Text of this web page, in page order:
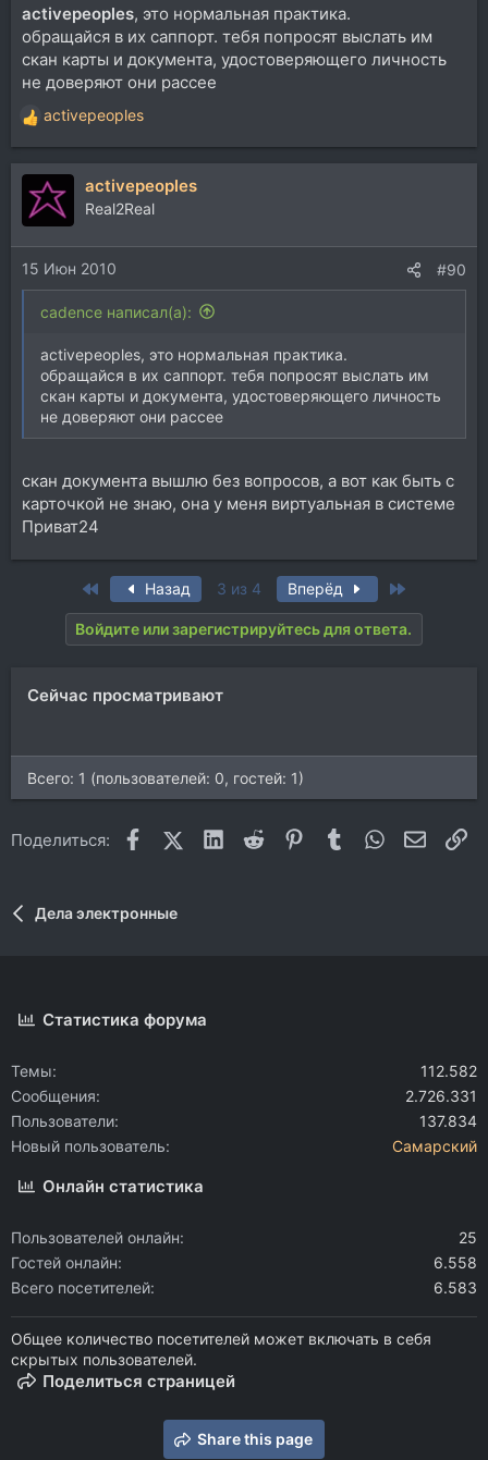
activepeoples, это нормальная практика.
обращайся в их саппорт. тебя попросят выслать им
скан карты и документа, удостоверяющего личность
не доверяют они рассее
Р
е
а
и
и
:
activepeoples
activepeoples
Real2Real
15 Июн 2010 #90
cadence написал(а):
activepeoples, это нормальная практика.
обращайся в их саппорт. тебя попросят выслать им
скан карты и документа, удостоверяющего личность
не доверяют они рассее
скан документа вышлю без вопросов, а вот как быть с
карточкой не знаю, она у меня виртуальная в системе
Приват24
First Назад 3 из 4 Вперёд
Войдите или зарегистрируйтесь для ответа.
Сейчас просматривают
Всего: 1 (пользователей: 0, гостей: 1)
Поделиться: FacebookX (Twitter)
LinkedIn
Reddit Pinterest
Tumblr WhatsApp
Дела электронные
Статистика форума
Темы
112.582
Сообщения
2.726.331
Пользователи
137.834
Новый пользователь
Самарский
Онлайн статистика
Пользователей онлайн
25
Гостей онлайн
6.558
Всего посетителей
6.583
Общее количество посетителей может включать в себя
скрытых пользователей.
Поделиться страницей
Share this page